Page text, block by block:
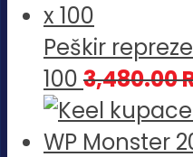
Peškir
100 3,480.00